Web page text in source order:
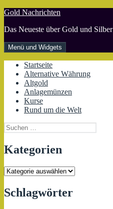
Zum
springen
Gold Nachrichten
Das Neueste über Gold und Silber
Menü und Widgets
Startseite
Alternative Währung
Altgold
Anlagemünzen
Kurse
Rund um die Welt
Suchen
nach:
Kategorien
Kategorien
Schlagwörter